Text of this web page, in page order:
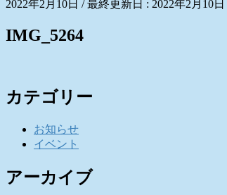
2022年2月10日 / 最終更新日 : 2022年2月10日
IMG_5264
カテゴリー
お知らせ
イベント
アーカイブ